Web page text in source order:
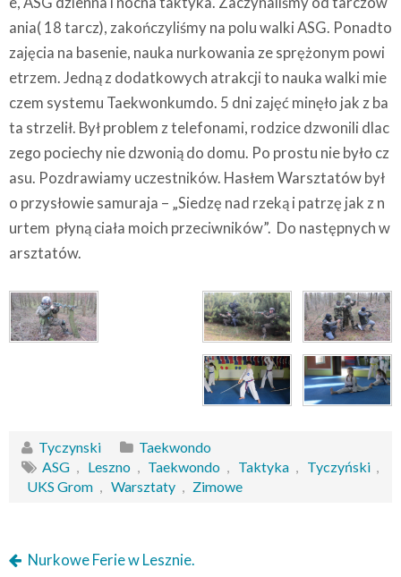
ania( 18 tarcz), zakończyliśmy na polu walki ASG. Ponadto
zajęcia na basenie, nauka nurkowania ze sprężonym powi
etrzem. Jedną z dodatkowych atrakcji to nauka walki mie
czem systemu Taekwonkumdo. 5 dni zajęć minęło jak z ba
ta strzelił. Był problem z telefonami, rodzice dzwonili dlac
zego pociechy nie dzwonią do domu. Po prostu nie było cz
asu. Pozdrawiamy uczestników. Hasłem Warsztatów był
o przysłowie samuraja – „Siedzę nad rzeką i patrzę jak z n
urtem płyną ciała moich przeciwników”. Do następnych w
arsztatów.
Tyczynski
Taekwondo
ASG , Leszno , Taekwondo , Taktyka , Tyczyński ,
UKS Grom , Warsztaty , Zimowe
Nurkowe Ferie w Lesznie.